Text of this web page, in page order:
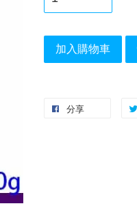
加入購物車
分享